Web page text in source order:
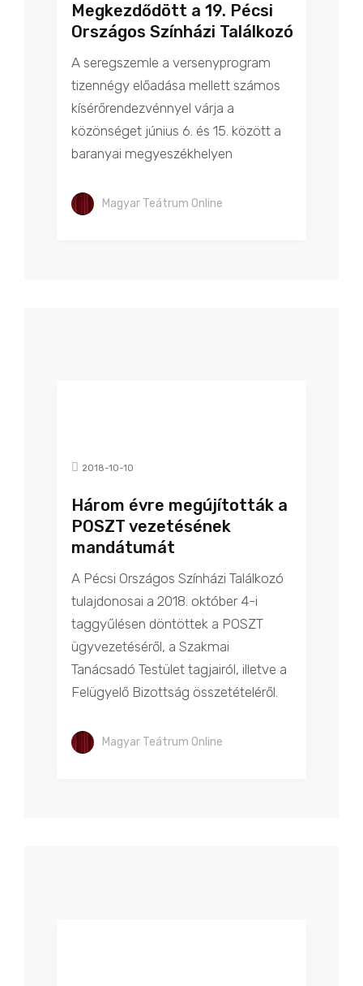
Megkezdődött a 19. Pécsi
Országos Színházi Találkozó
A seregszemle a versenyprogram
tizennégy előadása mellett számos
kísérőrendezvénnyel várja a
közönséget június 6. és 15. között a
baranyai megyeszékhelyen
Magyar Teátrum Online
2018-10-10
Három évre megújították a
POSZT vezetésének
mandátumát
A Pécsi Országos Színházi Találkozó
tulajdonosai a 2018. október 4-i
taggyűlésen döntöttek a POSZT
ügyvezetéséről, a Szakmai
Tanácsadó Testület tagjairól, illetve a
Felügyelő Bizottság összetételéről.
Magyar Teátrum Online